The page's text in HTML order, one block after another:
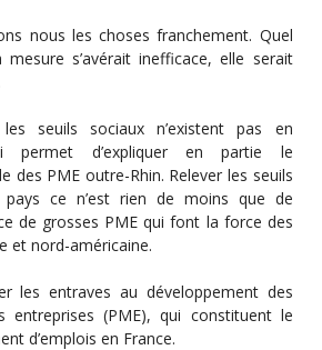
nous les choses franchement. Quel
s’avérait inefficace, elle serait
seuils sociaux n’existent pas en
permet d’expliquer en partie le
des PME outre-Rhin. Relever les seuils
ce n’est rien de moins que de
de grosses PME qui font la force des
et nord-américaine.
les entraves au développement des
entreprises (PME), qui constituent le
d’emplois en France.